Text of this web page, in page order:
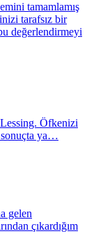
tamamlamış
tarafsız bir
değerlendirmeyi
Öfkenizi
sonuçta ya…
gelen
çıkardığım